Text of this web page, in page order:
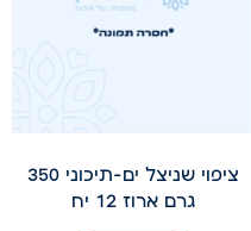
ציפוי שניצל ים-תיכוני 350
גרם ארוז 12 יח